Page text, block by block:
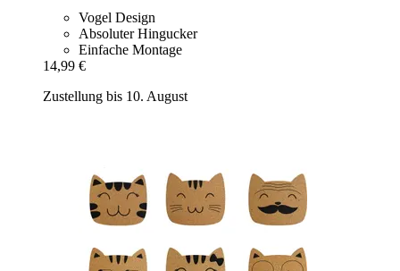
Vogel Design
Absoluter Hingucker
Einfache Montage
14,99 €
Zustellung bis 10. August